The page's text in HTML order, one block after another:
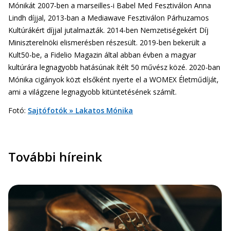
Mónikát 2007-ben a marseilles-i Babel Med Fesztiválon Anna
Lindh díjjal, 2013-ban a Mediawave Fesztiválon Párhuzamos
Kultúrákért díjjal jutalmazták. 2014-ben Nemzetiségekért Díj
Miniszterelnöki elismerésben részesült. 2019-ben bekerült a
Kult50-be, a Fidelio Magazin által abban évben a magyar
kultúrára legnagyobb hatásúnak ítélt 50 művész közé. 2020-ban
Mónika cigányok közt elsőként nyerte el a WOMEX Életműdíját,
ami a világzene legnagyobb kitüntetésének számít.
Fotó: Sajtófotók » Lakatos Mónika
További híreink